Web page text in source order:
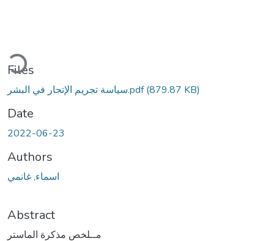
Files
سياسة تجريم الإتجار في البشر.pdf(879.87 KB)
Date
2022-06-23
Authors
اسماء, غانمي
Abstract
مــلخص مذكرة الماستر